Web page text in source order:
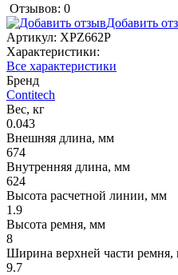
Отзывов: 0
Добавить
Артикул: XPZ662P
Характеристики:
Все характеристики
Бренд
Contitech
Вес, кг
0.043
Внешняя длина, мм
674
Внутренняя длина, мм
624
Высота расчетной линии, мм
1.9
Высота ремня, мм
8
Ширина верхней части ремня,
9.7